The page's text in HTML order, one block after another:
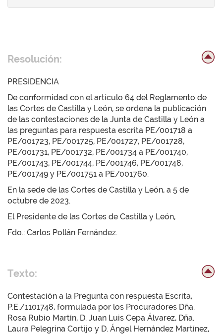
Resolución:
PRESIDENCIA
De conformidad con el artículo 64 del Reglamento de
las Cortes de Castilla y León, se ordena la publicación
de las contestaciones de la Junta de Castilla y León a
las preguntas para respuesta escrita PE/001718 a
PE/001723, PE/001725, PE/001727, PE/001728,
PE/001731, PE/001732, PE/001734 a PE/001740,
PE/001743, PE/001744, PE/001746, PE/001748,
PE/001749 y PE/001751 a PE/001760.
En la sede de las Cortes de Castilla y León, a 5 de
octubre de 2023.
El Presidente de las Cortes de Castilla y León,
Fdo.: Carlos Pollán Fernández.
Texto:
Contestación a la Pregunta con respuesta Escrita,
P.E./1101748, formulada por los Procuradores Dña.
Rosa Rubio Martín, D. Juan Luis Cepa Álvarez, Dña.
Laura Pelegrina Cortijo y D. Ángel Hernández Martínez,